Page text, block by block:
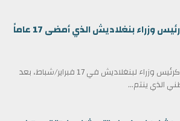
من هو طارق رحمن رئيس وزراء بنغلاديش الذي أمضى 17 عاماً
أدى طارق رحمن اليمين كرئيس وزراء لبنغلاديش في 17 فبراير/شباط، بعد
الذي ينتم...